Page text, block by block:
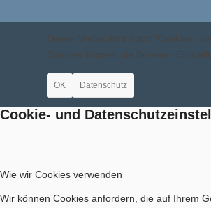
Dieser Webauftritt nutzt "Cookies"
Cookies können sie Browser-
OK Datenschutz
Cookie- und
Wie wir Cookies verwenden
Wir können Cookies anfordern, die auf Ihrem